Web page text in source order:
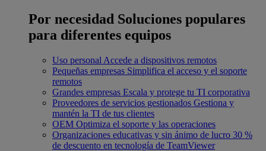
Por necesidad Soluciones populares
para diferentes equipos
Uso personal Accede a dispositivos remotos
Pequeñas empresas Simplifica el acceso y el soporte
remotos
Grandes empresas Escala y protege tu TI corporativa
Proveedores de servicios gestionados Gestiona y
mantén la TI de tus clientes
OEM Optimiza el soporte y las operaciones
Organizaciones educativas y sin ánimo de lucro 30 %
de descuento en tecnología de TeamViewer